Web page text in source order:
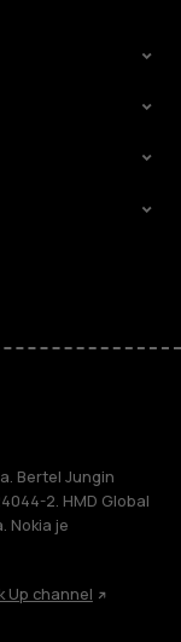
Bertel Jungin
2. HMD Global
Nokia je
Up channel